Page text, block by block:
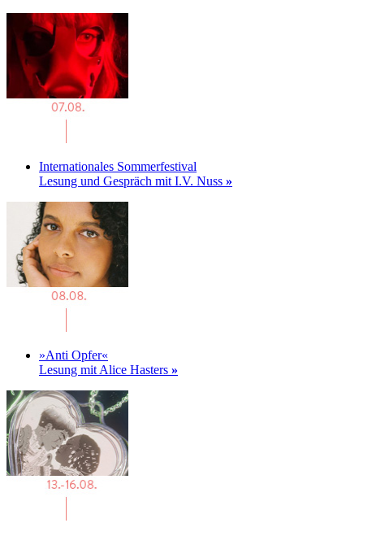
Internationales Sommerfestival
Lesung und Gespräch mit I.V. Nuss »
»Anti Opfer«
Lesung mit Alice Hasters »